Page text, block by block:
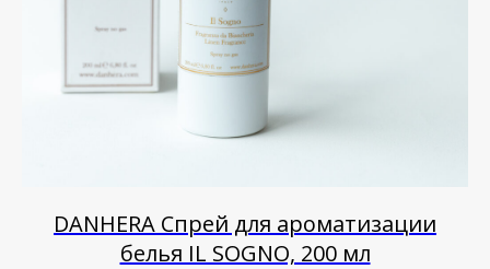
DANHERA Спрей для ароматизации
белья IL SOGNO, 200 мл